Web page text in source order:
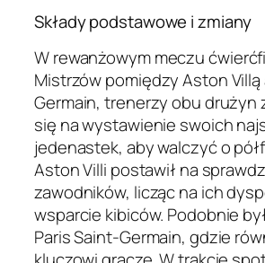
Składy podstawowe i zmiany
W rewanżowym meczu
Mistrzów pomiędzy Aston Villą
Germain, trenerzy obu drużyn
się na wystawienie swoich
jedenastek, aby walczyć o
Aston Villi postawił na
zawodników, licząc na ich
wsparcie kibiców. Podobnie
Paris Saint-Germain, gdzie